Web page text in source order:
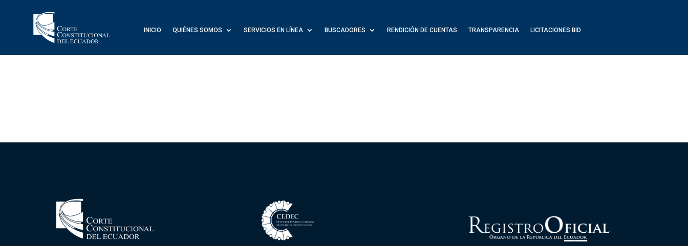
INICIO QUIÉNES SOMOS SERVICIOS EN LÍNEA BUSCADORES RENDICIÓN DE CUENTAS TRANSPARENCIA LICITACIONES BID